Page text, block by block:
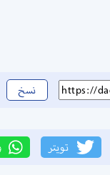
نسخ
تويتر